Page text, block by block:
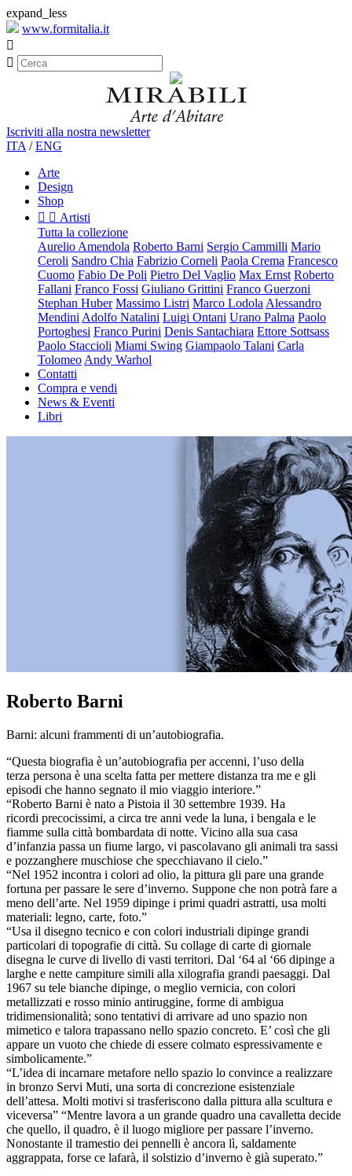
expand_less
www.formitalia.it


Iscriviti alla nostra newsletter
ITA /ENG
Arte
Design
Shop
  Artisti
Tutta la collezione
Aurelio Amendola Roberto Barni Sergio Cammilli Mario
Ceroli Sandro Chia Fabrizio Corneli Paola Crema Francesco
Cuomo Fabio De Poli Pietro Del Vaglio Max Ernst Roberto
Fallani Franco Fossi Giuliano Grittini Franco Guerzoni
Stephan Huber Massimo Listri Marco Lodola Alessandro
Mendini Adolfo Natalini Luigi Ontani Urano Palma Paolo
Portoghesi Franco Purini Denis Santachiara Ettore Sottsass
Paolo Staccioli Miami Swing Giampaolo Talani Carla
Tolomeo Andy Warhol
Contatti
Compra e vendi
News & Eventi
Libri
Roberto Barni
Barni: alcuni frammenti di un’autobiografia.
“Questa biografia è un’autobiografia per accenni, l’uso della
terza persona è una scelta fatta per mettere distanza tra me e gli
episodi che hanno segnato il mio viaggio interiore.”
“Roberto Barni è nato a Pistoia il 30 settembre 1939. Ha
ricordi precocissimi, a circa tre anni vede la luna, i bengala e le
fiamme sulla città bombardata di notte. Vicino alla sua casa
d’infanzia passa un fiume largo, vi pascolavano gli animali tra sassi
e pozzanghere muschiose che specchiavano il cielo.”
“Nel 1952 incontra i colori ad olio, la pittura gli pare una grande
fortuna per passare le sere d’inverno. Suppone che non potrà fare a
meno dell’arte. Nel 1959 dipinge i primi quadri astratti, usa molti
materiali: legno, carte, foto.”
“Usa il disegno tecnico e con colori industriali dipinge grandi
particolari di topografie di città. Su collage di carte di giornale
disegna le curve di livello di vasti territori. Dal ‘64 al ‘66 dipinge a
larghe e nette campiture simili alla xilografia grandi paesaggi. Dal
1967 su tele bianche dipinge, o meglio vernicia, con colori
metallizzati e rosso minio antiruggine, forme di ambigua
tridimensionalità; sono tentativi di arrivare ad uno spazio non
mimetico e talora trapassano nello spazio concreto. E’ così che gli
appare un vuoto che chiede di essere colmato espressivamente e
simbolicamente.”
“L’idea di incarnare metafore nello spazio lo convince a realizzare
in bronzo Servi Muti, una sorta di concrezione esistenziale
dell’attesa. Molti motivi si trasferiscono dalla pittura alla scultura e
viceversa” “Mentre lavora a un grande quadro una cavalletta decide
che quello, il quadro, è il luogo migliore per passare l’inverno.
Nonostante il tramestio dei pennelli è ancora lì, saldamente
aggrappata, forse ce lafarà, il solstizio d’inverno è già superato.”